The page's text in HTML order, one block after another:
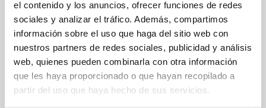
el contenido y los anuncios, ofrecer funciones de redes
sociales y analizar el tráfico. Además, compartimos
información sobre el uso que haga del sitio web con
nuestros partners de redes sociales, publicidad y análisis
web, quienes pueden combinarla con otra información
que les haya proporcionado o que hayan recopilado a
partir del uso que haya hecho de sus servicios.
FUERZA DEL MUELLE FINAL F2 APROX. N=30
LONGITUD DE CABLE=2000
Referencia:03025-5082
$1,808.11
más IVA.
más gastos de envío
DETALLES